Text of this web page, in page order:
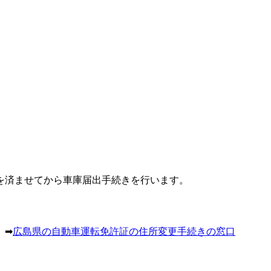
ませてから車庫届出手続きを行います。
➡広島県の自動車運転免許証の住所変更手続きの窓口